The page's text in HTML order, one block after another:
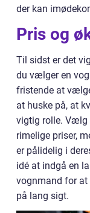
der kan
Pris og
Til sidst er det
du vælger en
fristende at
at huske på, at
vigtig rolle. Vælg
rimelige priser,
er pålidelig i
idé at indgå en
vognmand for at
på lang sigt.